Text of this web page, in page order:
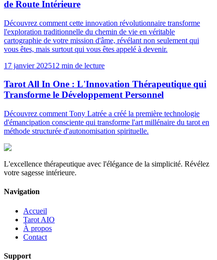
de Route Intérieure
Découvrez comment cette innovation révolutionnaire transforme
l'exploration traditionnelle du chemin de vie en véritable
cartographie de votre mission d'âme, révélant non seulement qui
vous êtes, mais surtout qui vous êtes appelé à devenir.
17 janvier 202512 min de lecture
Tarot All In One : L'Innovation Thérapeutique qui
Transforme le Développement Personnel
Découvrez comment Tony Latrée a créé la première technologie
d'émancipation consciente qui transforme l'art millénaire du tarot en
méthode structurée d'autonomisation spirituelle.
L'excellence thérapeutique avec l'élégance de la simplicité. Révélez
votre sagesse intérieure.
Navigation
Accueil
Tarot AIO
À propos
Contact
Support